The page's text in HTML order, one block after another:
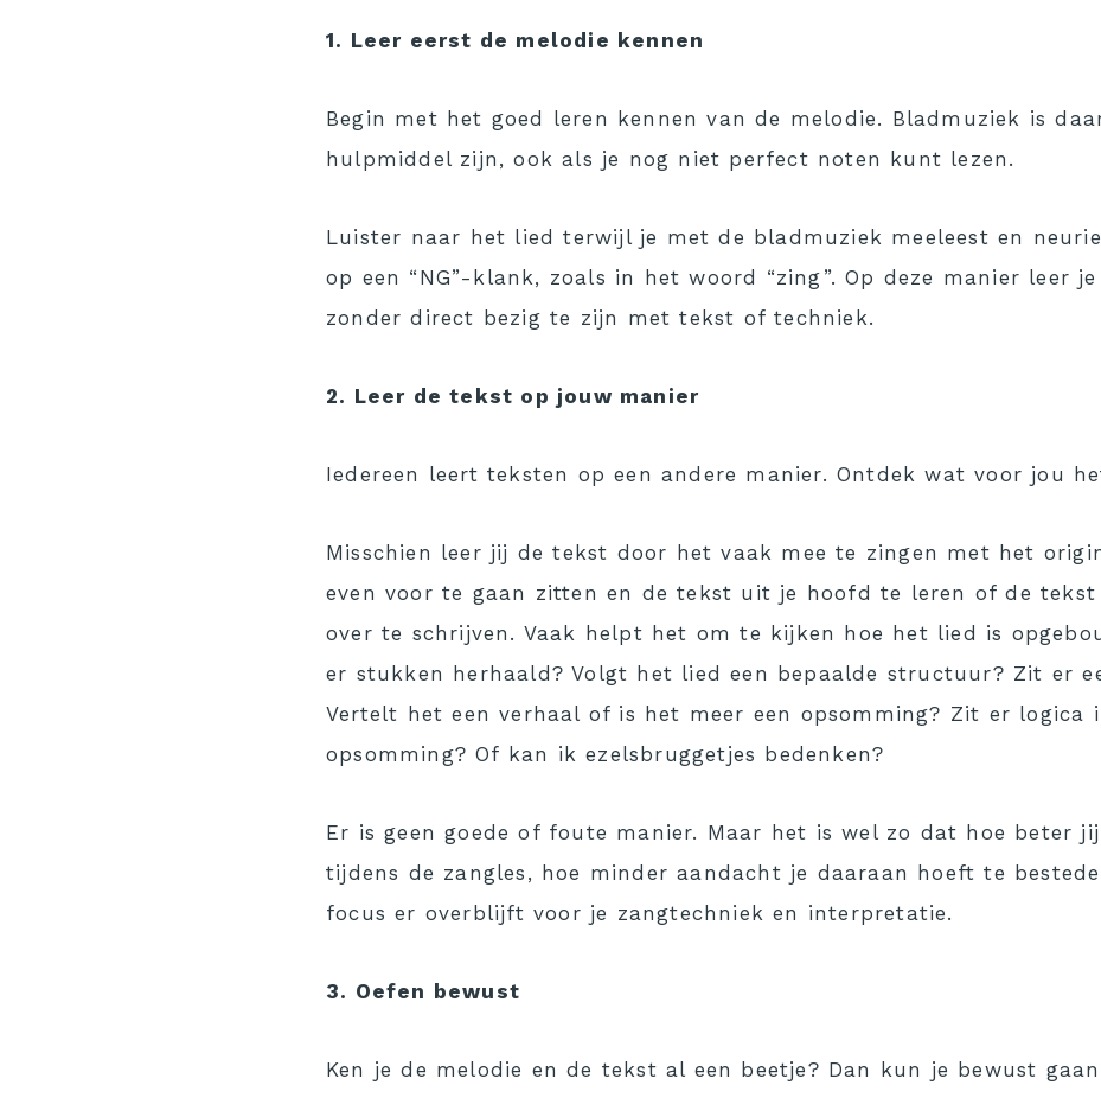
1. Leer eerst de melodie kennen
Begin met het goed leren kennen van de melodie. Bladmuziek is
hulpmiddel zijn, ook als je nog niet perfect noten kunt lezen.
Luister naar het lied terwijl je met de bladmuziek meeleest en
op een “NG”-klank, zoals in het woord “zing”. Op deze manier leer
zonder direct bezig te zijn met tekst of techniek.
2. Leer de tekst op jouw manier
Iedereen leert teksten op een andere manier. Ontdek wat voor jou
Misschien leer jij de tekst door het vaak mee te zingen met het
even voor te gaan zitten en de tekst uit je hoofd te leren of de tekst
over te schrijven. Vaak helpt het om te kijken hoe het lied is
er stukken herhaald? Volgt het lied een bepaalde structuur? Zit er
Vertelt het een verhaal of is het meer een opsomming? Zit er logica
opsomming? Of kan ik ezelsbruggetjes bedenken?
Er is geen goede of foute manier. Maar het is wel zo dat hoe beter
tijdens de zangles, hoe minder aandacht je daaraan hoeft te
focus er overblijft voor je zangtechniek en interpretatie.
3. Oefen bewust
Ken je de melodie en de tekst al een beetje? Dan kun je bewust